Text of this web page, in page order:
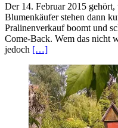
Der 14. Februar 2015 gehört,
Blumenkäufer stehen dann
Pralinenverkauf boomt und
Come-Back. Wem das nicht
jedoch […]